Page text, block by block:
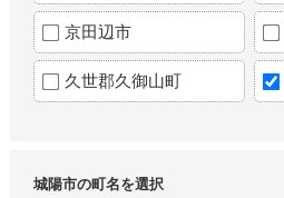
京田辺市
久世郡久御山町
城陽市の町名を選択